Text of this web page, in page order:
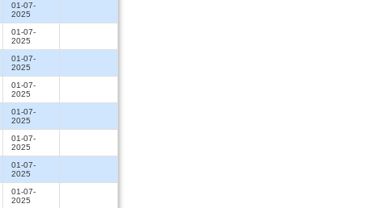
01-07-
2025
01-07-
2025
01-07-
2025
01-07-
2025
01-07-
2025
01-07-
2025
01-07-
2025
01-07-
2025